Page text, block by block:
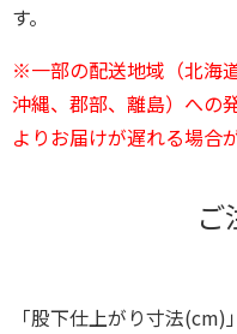
す。
※一部の配送地域（北海
沖縄、郡部、離島）への
よりお届けが遅れる場合
ご
「股下仕上がり寸法